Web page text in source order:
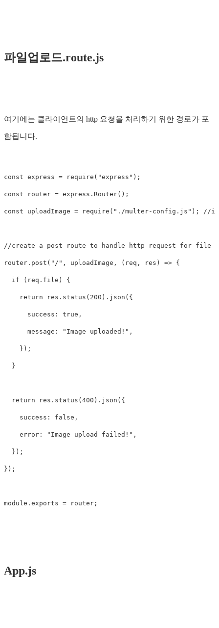
파일업로드.route.js
여기에는 클라이언트의 http 요청을 처리하기 위한 경로가 포
함됩니다.
const express = require ( "express " );
const router = express . Router();
const uploadImage = require ( " ./multer-config.js " ); //
//create a post route to handle http request for file
router . post ( " / " , uploadImage , ( req , res ) => {
if ( req . file ) {
return res . status ( 200 ). json ({
success : true ,
message : " Image uploaded! " ,
});
}
return res . status ( 400 ). json ({
success : false ,
error : " Image upload failed! " ,
});
});
module . exports = router ;
App.js